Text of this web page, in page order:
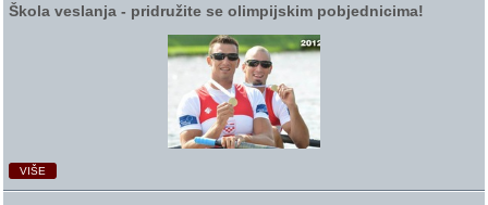
Škola veslanja ‑ pridružite se olimpijskim pobjednicima!
VIŠE